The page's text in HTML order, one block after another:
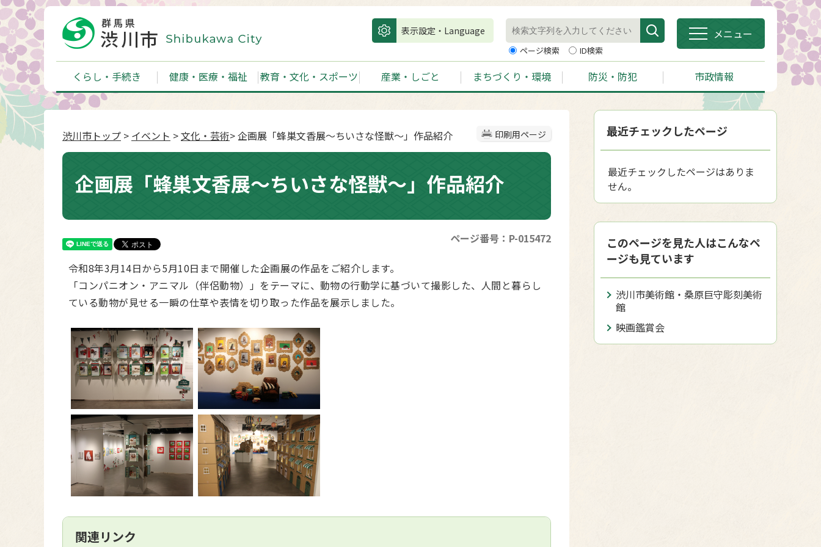
表示設定・Language
ページ検索 ID検索
メニュー
くらし・手続き 健康・医療・福祉 教育・文化・スポーツ 産業・しごと まちづくり・環境 防災・防犯 市政情報
印刷用ページ
渋川市トップ > イベント >文化・芸術> 企画展「蜂巣文香展～ちいさな怪獣～」作品紹介
企画展「蜂巣文香展～ちいさな怪獣～」作品紹介
ページ番号：P-015472
令和8年3月14日から5月10日まで開催した企画展の作品をご紹介します。
「コンパニオン・アニマル（伴侶動物）」をテーマに、動物の行動学に基づいて撮影した、人間と暮らし
ている動物が見せる一瞬の仕草や表情を切り取った作品を展示しました。
関連リンク
最近チェックしたページ
最近チェックしたページはありま
せん。
このページを見た人はこんなペ
ージも見ています
渋川市美術館・桑原巨守彫刻美術
館
映画鑑賞会